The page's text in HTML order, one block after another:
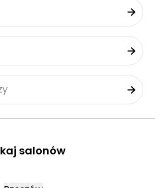
salonów